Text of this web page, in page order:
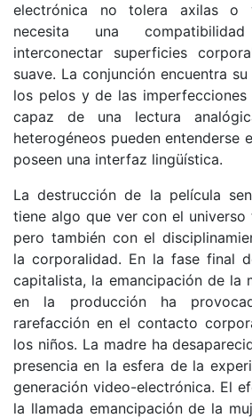
electrónica no tolera axilas o
necesita una
interconectar superficies
suave. La conjunción encuentra
los pelos y de las imperfecciones
capaz de una lectura
heterogéneos pueden entenderse
poseen una interfaz lingüística.
La destrucción de la película
tiene algo que ver con el universo
pero también con el
la corporalidad. En la fase final
capitalista, la emancipación de la
en la producción ha
rarefacción en el contacto
los niños. La madre ha
presencia en la esfera de la
generación video-electrónica. El
la llamada emancipación de la